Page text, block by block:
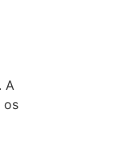
A
os